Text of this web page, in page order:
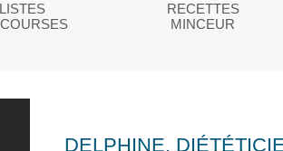
LISTES
RECETTES
MINCEUR
DELPHINE,